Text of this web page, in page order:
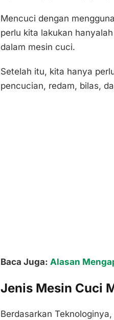
Mencuci dengan
perlu kita lakukan
dalam mesin cuci.
Setelah itu, kita hanya
pencucian, redam, bilas,
Baca Juga: Alasan
Jenis Mesin Cuci
Berdasarkan